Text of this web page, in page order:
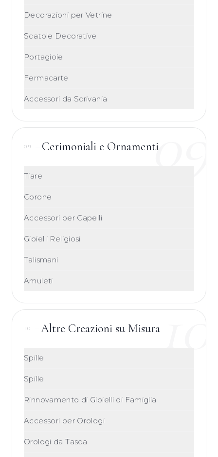
Decorazioni per Vetrine
Scatole Decorative
Portagioie
Fermacarte
Accessori da Scrivania
09
09 — Cerimoniali e Ornamenti
Tiare
Corone
Accessori per Capelli
Gioielli Religiosi
Talismani
Amuleti
10
10 — Altre Creazioni su Misura
Spille
Spille
Rinnovamento di Gioielli di Famiglia
Accessori per Orologi
Orologi da Tasca